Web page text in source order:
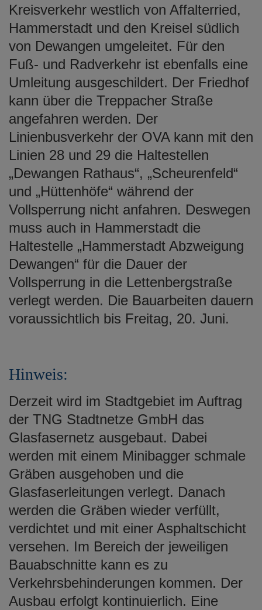
Kreisverkehr westlich von Affalterried,
Hammerstadt und den Kreisel südlich
von Dewangen umgeleitet. Für den
Fuß- und Radverkehr ist ebenfalls eine
Umleitung ausgeschildert. Der Friedhof
kann über die Treppacher Straße
angefahren werden. Der
Linienbusverkehr der OVA kann mit den
Linien 28 und 29 die Haltestellen
„Dewangen Rathaus“, „Scheurenfeld“
und „Hüttenhöfe“ während der
Vollsperrung nicht anfahren. Deswegen
muss auch in Hammerstadt die
Haltestelle „Hammerstadt Abzweigung
Dewangen“ für die Dauer der
Vollsperrung in die Lettenbergstraße
verlegt werden. Die Bauarbeiten dauern
voraussichtlich bis Freitag, 20. Juni.
Hinweis:
Derzeit wird im Stadtgebiet im Auftrag
der TNG Stadtnetze GmbH das
Glasfasernetz ausgebaut. Dabei
werden mit einem Minibagger schmale
Gräben ausgehoben und die
Glasfaserleitungen verlegt. Danach
werden die Gräben wieder verfüllt,
verdichtet und mit einer Asphaltschicht
versehen. Im Bereich der jeweiligen
Bauabschnitte kann es zu
Verkehrsbehinderungen kommen. Der
Ausbau erfolgt kontinuierlich. Eine